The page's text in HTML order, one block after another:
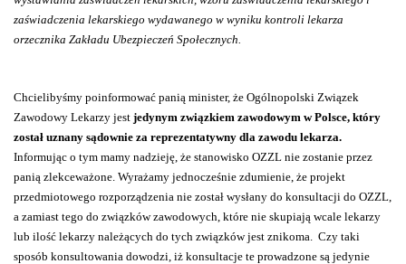
zaświadczenia lekarskiego wydawanego w wyniku kontroli lekarza
orzecznika Zakładu Ubezpieczeń Społecznych.
Chcielibyśmy poinformować panią minister, że Ogólnopolski Związek
Zawodowy Lekarzy jest jedynym związkiem zawodowym w Polsce, który
został uznany sądownie za reprezentatywny dla zawodu lekarza.
Informując o tym mamy nadzieję, że stanowisko OZZL nie zostanie przez
panią zlekceważone. Wyrażamy jednocześnie zdumienie, że projekt
przedmiotowego rozporządzenia nie został wysłany do konsultacji do OZZL,
a zamiast tego do związków zawodowych, które nie skupiają wcale lekarzy
lub ilość lekarzy należących do tych związków jest znikoma.
Czy taki
sposób konsultowania dowodzi, iż konsultacje te prowadzone są jedynie